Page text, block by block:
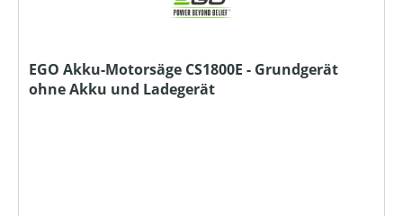
EGO Akku-Motorsäge CS1800E - Grundgerät
ohne Akku und Ladegerät